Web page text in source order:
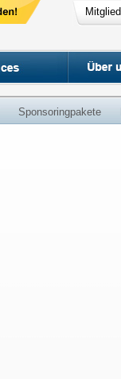
Sponsoringpakete